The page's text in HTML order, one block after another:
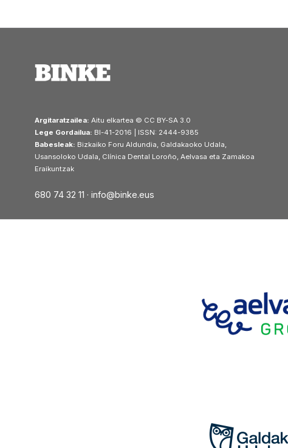
Argitaratzailea: Aitu elkartea © CC BY-SA 3.0
Lege Gordailua: BI-41-2016 | ISSN: 2444-9385
Babesleak: Bizkaiko Foru Aldundia, Galdakaoko Udala,
Usansoloko Udala, Clínica Dental Loroño, Aelvasa eta Zamakoa
Eraikuntzak
680 74 32 11 · info@binke.eus